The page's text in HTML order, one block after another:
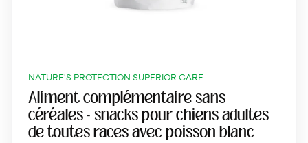
NATURE'S PROTECTION SUPERIOR CARE
Aliment complémentaire sans
céréales - snacks pour chiens adultes
de toutes races avec poisson blanc